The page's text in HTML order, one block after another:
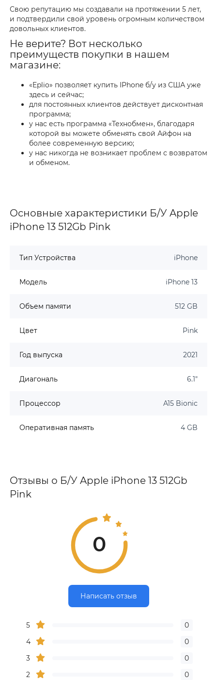
Свою репутацию мы создавали на протяжении 5 лет,
и подтвердили свой уровень огромным количеством
довольных клиентов.
Не верите? Вот несколько
преимуществ покупки в нашем
магазине:
«Eplio» позволяет купить IPhone б/у из США уже
здесь и сейчас;
для постоянных клиентов действует дисконтная
программа;
у нас есть программа «Технобмен», благодаря
которой вы можете обменять свой Айфон на
более современную версию;
у нас никогда не возникает проблем с возвратом
и обменом.
Основные характеристики Б/У Apple
iPhone 13 512Gb Pink
Тип Устройства iPhone
Модель iPhone 13
Объем памяти 512 GB
Цвет Pink
Год выпуска 2021
Диагональ 6.1"
Процессор A15 Bionic
Оперативная память 4 GB
Отзывы о Б/У Apple iPhone 13 512Gb
Pink
0
Написать отзыв
5
0
4
0
3
0
2
0